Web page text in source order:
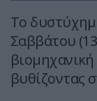
Το
Σαββάτου
βυθίζοντας